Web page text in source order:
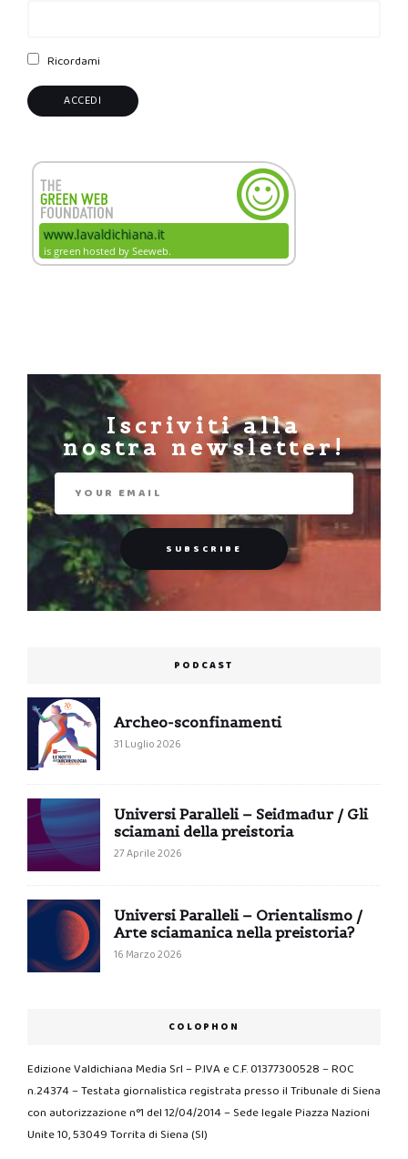
Ricordami
Iscriviti alla
nostra newsletter!
PODCAST
Archeo-sconfinamenti
31 Luglio 2026
Universi Paralleli – Seiđmađur / Gli
sciamani della preistoria
27 Aprile 2026
Universi Paralleli – Orientalismo /
Arte sciamanica nella preistoria?
16 Marzo 2026
COLOPHON
Edizione Valdichiana Media Srl – P.IVA e C.F. 01377300528 – ROC
n.24374 – Testata giornalistica registrata presso il Tribunale di Siena
con autorizzazione n°1 del 12/04/2014 – Sede legale Piazza Nazioni
Unite 10, 53049 Torrita di Siena (SI)